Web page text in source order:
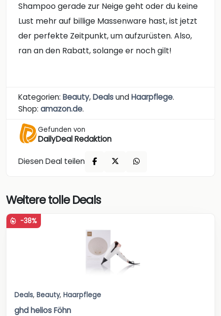
Shampoo gerade zur Neige geht oder du keine
Lust mehr auf billige Massenware hast, ist jetzt
der perfekte Zeitpunkt, um aufzurüsten. Also,
ran an den Rabatt, solange er noch gilt!
Kategorien: Beauty,DealsundHaarpflege.
Shop: amazon.de.
Gefunden von
DailyDeal Redaktion
Diesen Deal teilen
Weitere tolle Deals
-38%
Deals, Beauty, Haarpflege
ghd helios Föhn